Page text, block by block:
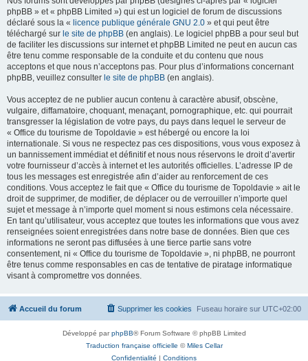
phpBB » et « phpBB Limited ») qui est un logiciel de forum de discussions
déclaré sous la « licence publique générale GNU 2.0 » et qui peut être
téléchargé sur le site de phpBB (en anglais). Le logiciel phpBB a pour seul but
de faciliter les discussions sur internet et phpBB Limited ne peut en aucun cas
être tenu comme responsable de la conduite et du contenu que nous
acceptons et que nous n’acceptons pas. Pour plus d’informations concernant
phpBB, veuillez consulter le site de phpBB (en anglais).
Vous acceptez de ne publier aucun contenu à caractère abusif, obscène,
vulgaire, diffamatoire, choquant, menaçant, pornographique, etc. qui pourrait
transgresser la législation de votre pays, du pays dans lequel le serveur de
« Office du tourisme de Topoldavie » est hébergé ou encore la loi
internationale. Si vous ne respectez pas ces dispositions, vous vous exposez à
un bannissement immédiat et définitif et nous nous réservons le droit d’avertir
votre fournisseur d’accès à internet et les autorités officielles. L’adresse IP de
tous les messages est enregistrée afin d’aider au renforcement de ces
conditions. Vous acceptez le fait que « Office du tourisme de Topoldavie » ait le
droit de supprimer, de modifier, de déplacer ou de verrouiller n’importe quel
sujet et message à n’importe quel moment si nous estimons cela nécessaire.
En tant qu’utilisateur, vous acceptez que toutes les informations que vous avez
renseignées soient enregistrées dans notre base de données. Bien que ces
informations ne seront pas diffusées à une tierce partie sans votre
consentement, ni « Office du tourisme de Topoldavie », ni phpBB, ne pourront
être tenus comme responsables en cas de tentative de piratage informatique
visant à compromettre vos données.
Accueil du forum Fuseau horaire sur UTC+02:00
Supprimer les cookies
Développé parphpBB® Forum Software © phpBB Limited
Traduction française officielle ©Miles Cellar
Confidentialité | Conditions